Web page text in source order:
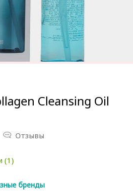
Cleansing Oil
Отзывы
(1)
бренды